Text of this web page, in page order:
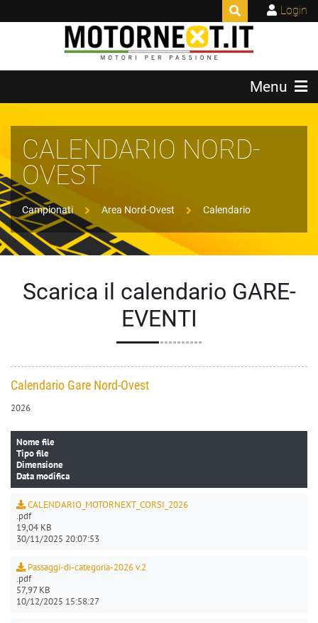
Login
Menu
CALENDARIO NORD-
OVEST
Campionati Area Nord-Ovest Calendario
Scarica il calendario GARE-
EVENTI
Calendario Gare Nord-Ovest
2026
Nome file
Tipo file
Dimensione
Data modifica
CALENDARIO_MOTORNEXT_CORSI_2026
.pdf
19,04 KB
30/11/2025 20:07:53
Passaggi-di-categoria-2026 v.2
.pdf
57,97 KB
10/12/2025 15:58:27